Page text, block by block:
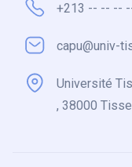
+213 -- -- --
capu@univ-
Université
, 38000